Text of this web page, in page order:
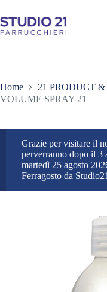
al
contenuto
Home
21 PRODUCT
VOLUME SPRAY 21
Grazie per visitare il
perverranno dopo il 3
martedì 25 agosto
Ferragosto da